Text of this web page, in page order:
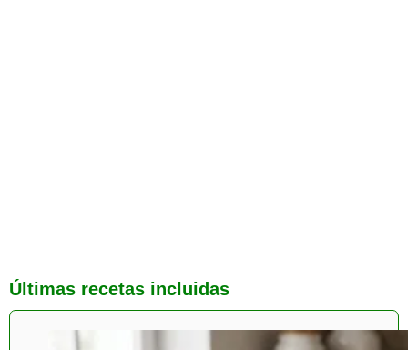
Últimas recetas incluidas